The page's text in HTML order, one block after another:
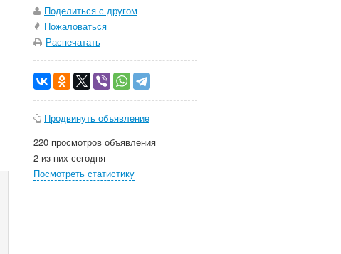
Поделиться с другом
Пожаловаться
Распечатать
Продвинуть объявление
220 просмотров объявления
2 из них сегодня
Посмотреть статистику